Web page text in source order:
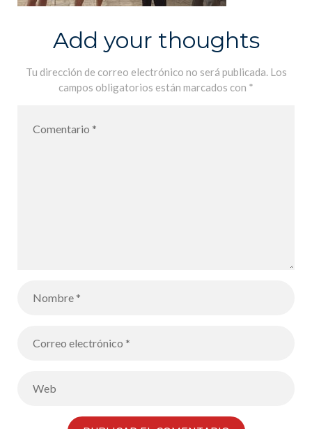
Add your thoughts
Tu dirección de correo electrónico no será publicada. Los
campos obligatorios están marcados con *